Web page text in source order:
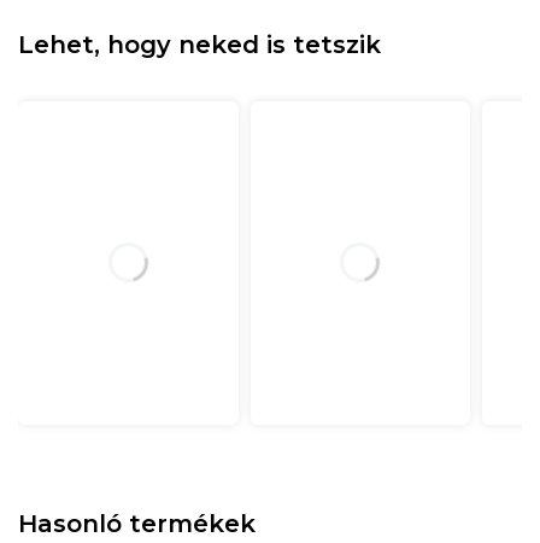
Lehet, hogy neked is tetszik
Hasonló termékek